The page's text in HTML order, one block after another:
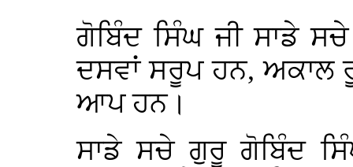
ਗੋਬਿੰਦ ਸਿੰਘ ਜੀ ਸਾਡੇ
ਦਸਵਾਂ ਸਰੂਪ ਹਨ, ਅਕਾਲ
ਆਪ ਹਨ।
ਸਾਡੇ ਸਚੇ ਗੁਰੂ ਗੋਬਿੰਦ